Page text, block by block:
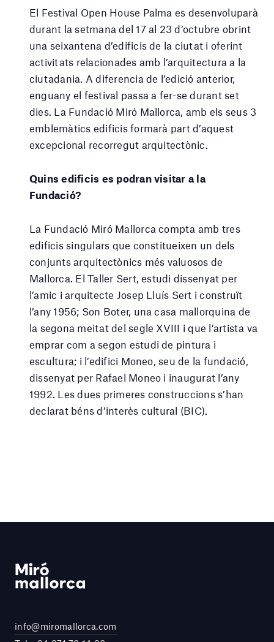
El Festival Open House Palma es desenvoluparà
durant la setmana del 17 al 23 d’octubre obrint
una seixantena d’edificis de la ciutat i oferint
activitats relacionades amb l’arquitectura a la
ciutadania. A diferencia de l’edició anterior,
enguany el festival passa a fer-se durant set
dies. La Fundació Miró Mallorca, amb els seus 3
emblemàtics edificis formarà part d’aquest
excepcional recorregut arquitectònic.
Quins edificis es podran visitar a la
Fundació?
La Fundació Miró Mallorca compta amb tres
edificis singulars que constitueixen un dels
conjunts arquitectònics més valuosos de
Mallorca. El Taller Sert, estudi dissenyat per
l’amic i arquitecte Josep Lluís Sert i construït
l’any 1956; Son Boter, una casa mallorquina de
la segona meitat del segle XVIII i que l’artista va
emprar com a segon estudi de pintura i
escultura; i l’edifici Moneo, seu de la fundació,
dissenyat per Rafael Moneo i inaugurat l’any
1992. Les dues primeres construccions s’han
declarat béns d’interès cultural (BIC).
info@miromallorca.com